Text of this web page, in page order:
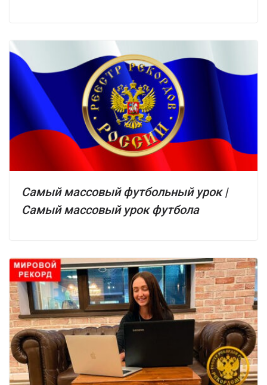
Самый массовый футбольный урок |
Самый массовый урок футбола